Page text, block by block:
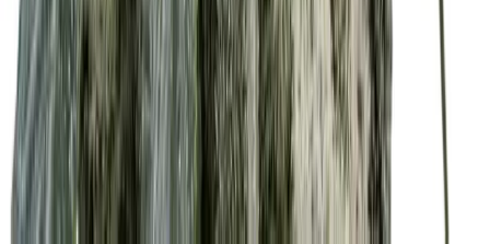
Alle Artikel Anbau Grundlagen